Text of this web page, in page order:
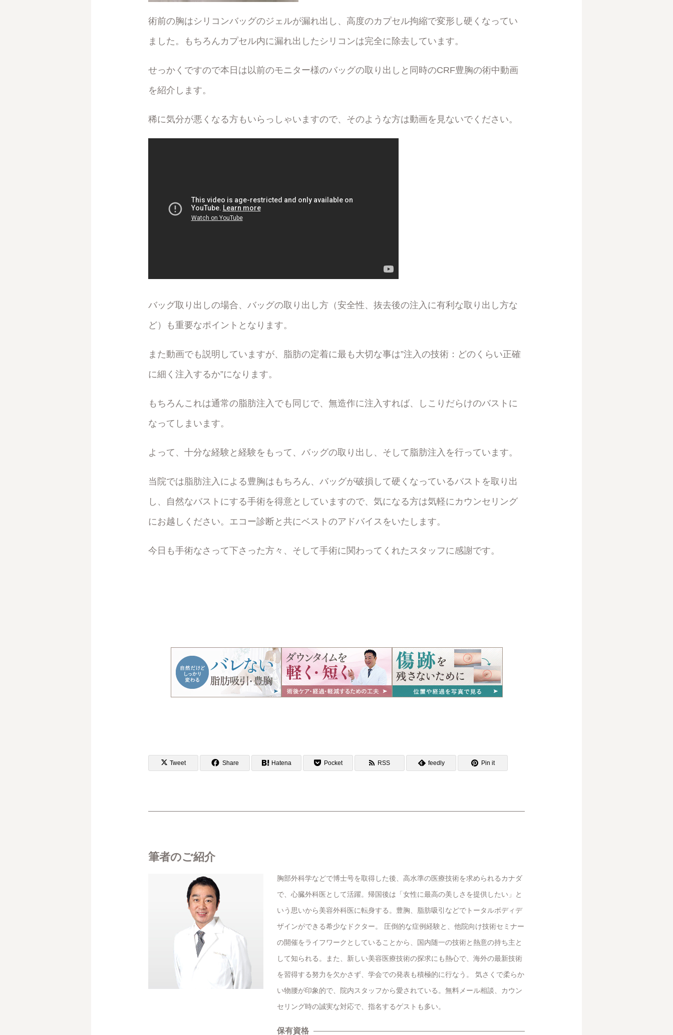
術前の胸はシリコンバッグのジェルが漏れ出し、高度のカプセル拘縮で変形し硬くなってい
ました。もちろんカプセル内に漏れ出したシリコンは完全に除去しています。
せっかくですので本日は以前のモニター様のバッグの取り出しと同時のCRF豊胸の術中動画
を紹介します。
稀に気分が悪くなる方もいらっしゃいますので、そのような方は動画を見ないでください。
バッグ取り出しの場合、バッグの取り出し方（安全性、抜去後の注入に有利な取り出し方な
ど）も重要なポイントとなります。
また動画でも説明していますが、脂肪の定着に最も大切な事は”注入の技術：どのくらい正確
に細く注入するか”になります。
もちろんこれは通常の脂肪注入でも同じで、無造作に注入すれば、しこりだらけのバストに
なってしまいます。
よって、十分な経験と経験をもって、バッグの取り出し、そして脂肪注入を行っています。
当院では脂肪注入による豊胸はもちろん、バッグが破損して硬くなっているバストを取り出
し、自然なバストにする手術を得意としていますので、気になる方は気軽にカウンセリング
にお越しください。エコー診断と共にベストのアドバイスをいたします。
今日も手術なさって下さった方々、そして手術に関わってくれたスタッフに感謝です。
Tweet Share Hatena Pocket RSS feedly Pin it
筆者のご紹介
胸部外科学などで博士号を取得した後、高水準の医療技術を求められるカナダ
で、心臓外科医として活躍。帰国後は「女性に最高の美しさを提供したい」と
いう思いから美容外科医に転身する。豊胸、脂肪吸引などでトータルボディデ
ザインができる希少なドクター。 圧倒的な症例経験と、他院向け技術セミナー
の開催をライフワークとしていることから、国内随一の技術と熱意の持ち主と
して知られる。また、新しい美容医療技術の探求にも熱心で、海外の最新技術
を習得する努力を欠かさず、学会での発表も積極的に行なう。 気さくで柔らか
い物腰が印象的で、院内スタッフから愛されている。無料メール相談、カウン
セリング時の誠実な対応で、指名するゲストも多い。
保有資格